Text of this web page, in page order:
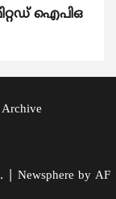
ഐപിഒ
Archive
Newsphere by AF